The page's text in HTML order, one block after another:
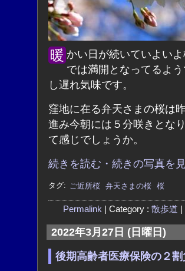
暖かい日が続いていよいよ桜の季節到来です。東京
では満開となってるよ
し遅れ気味です。
窪地に在る弁天さまの桜は
進み今朝には５分咲きとな
て感じでしょうか。
続きを読む・続きの写真を
タグ: ご近所桜 弁天さまの桜 桜
Permalink | Category : 散歩道
2022年3月27日 (日曜日)
後期高齢者医療保険の２割